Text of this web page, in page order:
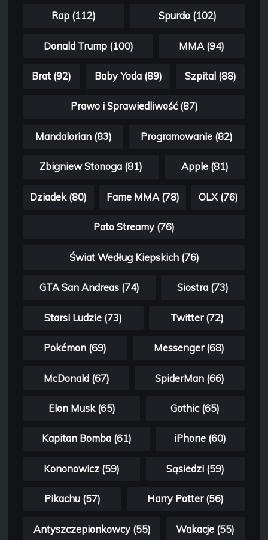
Rap (112) Spurdo (102)
Donald Trump (100) MMA (94)
Brat (92) Baby Yoda (89) Szpital (88)
Prawo i Sprawiedliwość (87)
Mandalorian (83) Programowanie (82)
Zbigniew Stonoga (81) Apple (81)
Dziadek (80) Fame MMA (78) OLX (76)
Pato Streamy (76)
Świat Według Kiepskich (76)
GTA San Andreas (74) Siostra (73)
Starsi Ludzie (73) Twitter (72)
Pokémon (69) Messenger (68)
McDonald (67) SpiderMan (66)
Elon Musk (65) Gothic (65)
Kapitan Bomba (61) iPhone (60)
Kononowicz (59) Sąsiedzi (59)
Pikachu (57) Harry Potter (56)
Antyszczepionkowcy (55) Wakacje (55)